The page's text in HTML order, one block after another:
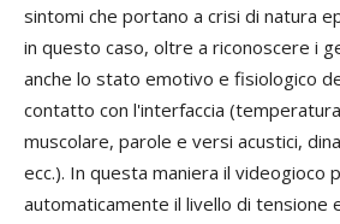
sintomi che portano a crisi di natura
in questo caso, oltre a riconoscere i
anche lo stato emotivo e fisiologico
contatto con l'interfaccia
muscolare, parole e versi acustici,
ecc.). In questa maniera il videogioco
automaticamente il livello di tensione